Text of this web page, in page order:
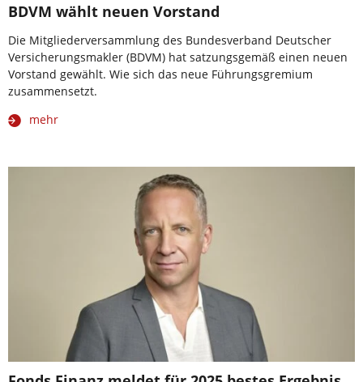
BDVM wählt neuen Vorstand
Die Mitgliederversammlung des Bundesverband Deutscher
Versicherungsmakler (BDVM) hat satzungsgemäß einen neuen
Vorstand gewählt. Wie sich das neue Führungsgremium
zusammensetzt.
mehr